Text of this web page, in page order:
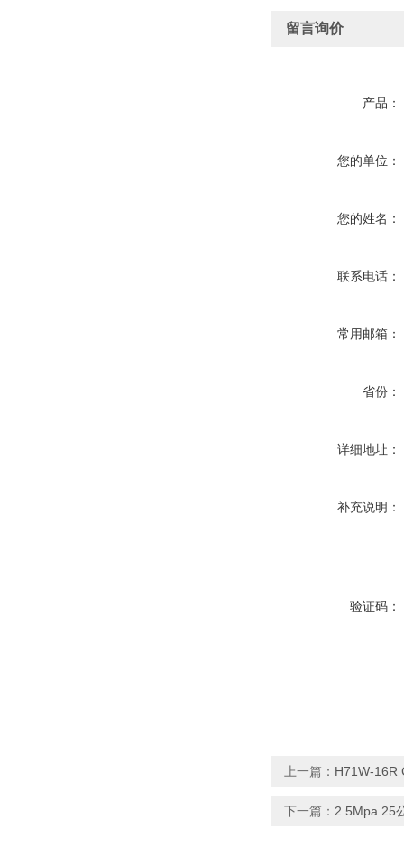
留言询价
产品：
您的单位：
您的姓名：
联系电话：
常用邮箱：
省份：
详细地址：
补充说明：
验证码：
上一篇： H71W-16R
下一篇： 2.5Mpa 25